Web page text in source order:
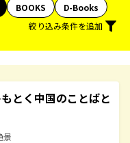
BOOKS
D-Books
絞り込み条件を追加
とく中国のことばと
景